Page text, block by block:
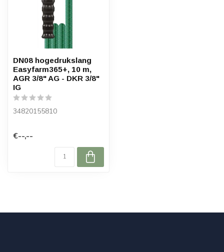
DN08 hogedrukslang
Easyfarm365+, 10 m,
AGR 3/8" AG - DKR 3/8"
IG
34820155810
€--,--